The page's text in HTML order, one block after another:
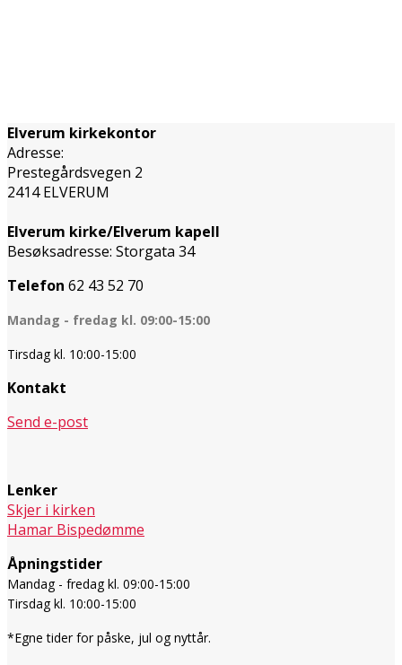
Elverum kirkekontor
Adresse:
Prestegårdsvegen 2
2414 ELVERUM
Elverum kirke/Elverum kapell
Besøksadresse: Storgata 34
Telefon 62 43 52 70
Mandag - fredag kl. 09:00-15:00
Tirsdag kl. 10:00-15:00
Kontakt
Send e-post
Lenker
Skjer i kirken
Hamar Bispedømme
Åpningstider
Mandag - fredag kl. 09:00-15:00
Tirsdag kl. 10:00-15:00
*Egne tider for påske, jul og nyttår.